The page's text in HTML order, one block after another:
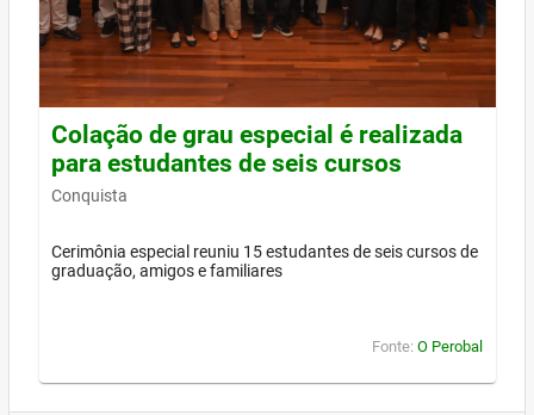
Colação de grau especial é realizada
para estudantes de seis cursos
Conquista
Cerimônia especial reuniu 15 estudantes de seis cursos de
graduação, amigos e familiares
Fonte: O Perobal